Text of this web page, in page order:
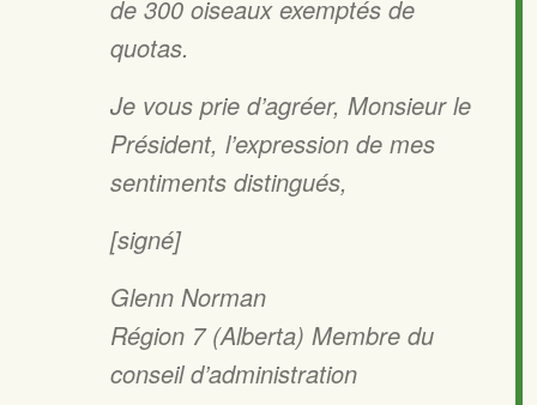
de 300 oiseaux exemptés de
quotas.
Je vous prie d’agréer, Monsieur le
Président, l’expression de mes
sentiments distingués,
[signé]
Glenn Norman
Région 7 (Alberta) Membre du
conseil d’administration